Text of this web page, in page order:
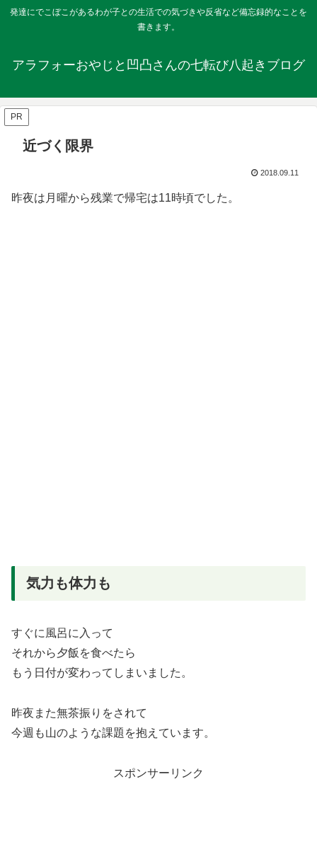
発達にでこぼこがあるわが子との生活での気づきや反省など備忘録的なことを
書きます。
アラフォーおやじと凹凸さんの七転び八起きブログ
PR
近づく限界
2018.09.11
昨夜は月曜から残業で帰宅は11時頃でした。
気力も体力も
すぐに風呂に入って
それから夕飯を食べたら
もう日付が変わってしまいました。
昨夜また無茶振りをされて
今週も山のような課題を抱えています。
スポンサーリンク